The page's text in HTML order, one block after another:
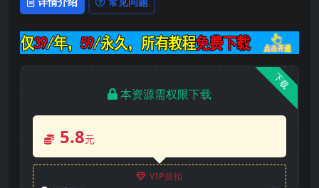
下载
本资源需权限下载
5.8元
VIP折扣